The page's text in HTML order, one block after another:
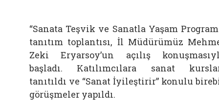
“Sanata Teşvik ve Sanatla Yaşam
tanıtım toplantısı, İl Müdürümüz
Zeki Eryarsoy’un açılış
başladı. Katılımcılara sanat
tanıtıldı ve “Sanat İyileştirir” konulu
görüşmeler yapıldı.